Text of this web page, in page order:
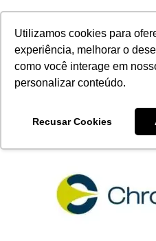
Utilizamos cookies para
experiência, melhorar o
como você interage em
personalizar conteúdo.
Recusar Cookies
Produtos - Padrões de